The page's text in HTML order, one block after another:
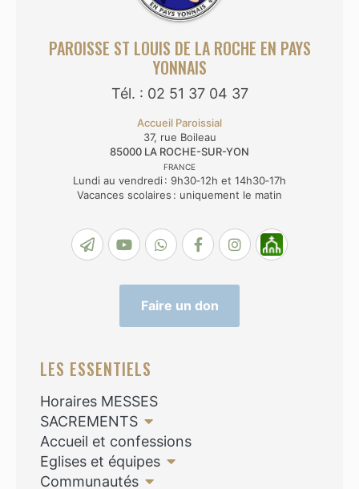
PAROISSE ST LOUIS DE LA ROCHE EN PAYS
YONNAIS
Tél. : 02 51 37 04 37
Accueil Paroissial
37, rue Boileau
85000 LA ROCHE-SUR-YON
FRANCE
Lundi au vendredi : 9h30‑12h et 14h30‑17h
Vacances scolaires : uniquement le matin
Faire un don
LES ESSENTIELS
Horaires MESSES
SACREMENTS
Accueil et confessions
Eglises et équipes
Communautés